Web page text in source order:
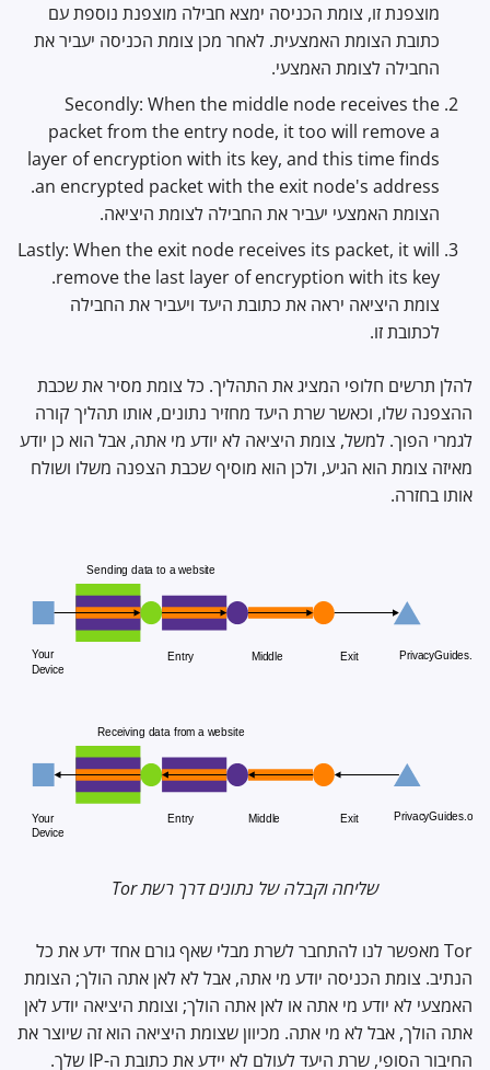
מוצפנת זו, צומת הכניסה ימצא חבילה מוצפנת נוספת עם
כתובת הצומת האמצעית. לאחר מכן צומת הכניסה יעביר את
החבילה לצומת האמצעי.
Secondly: When the middle node receives the
packet from the entry node, it too will remove a
layer of encryption with its key, and this time finds
an encrypted packet with the exit node's address.
הצומת האמצעי יעביר את החבילה לצומת היציאה.
Lastly: When the exit node receives its packet, it will
remove the last layer of encryption with its key.
צומת היציאה יראה את כתובת היעד ויעביר את החבילה
לכתובת זו.
להלן תרשים חלופי המציג את התהליך. כל צומת מסיר את שכבת
ההצפנה שלו, וכאשר שרת היעד מחזיר נתונים, אותו תהליך קורה
לגמרי הפוך. למשל, צומת היציאה לא יודע מי אתה, אבל הוא כן יודע
מאיזה צומת הוא הגיע, ולכן הוא מוסיף שכבת הצפנה משלו ושולח
אותו בחזרה.
שליחה וקבלה של נתונים דרך רשת Tor
Tor מאפשר לנו להתחבר לשרת מבלי שאף גורם אחד ידע את כל
הנתיב. צומת הכניסה יודע מי אתה, אבל לא לאן אתה הולך; הצומת
האמצעי לא יודע מי אתה או לאן אתה הולך; וצומת היציאה יודע לאן
אתה הולך, אבל לא מי אתה. מכיוון שצומת היציאה הוא זה שיוצר את
החיבור הסופי, שרת היעד לעולם לא יידע את כתובת ה-IP שלך.